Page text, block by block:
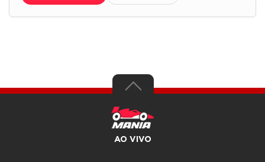
AO VIVO